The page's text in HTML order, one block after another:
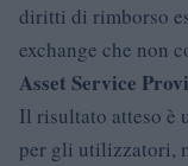
diritti di rimborso
exchange che non
Asset Service
Il risultato atteso è
per gli utilizzatori,